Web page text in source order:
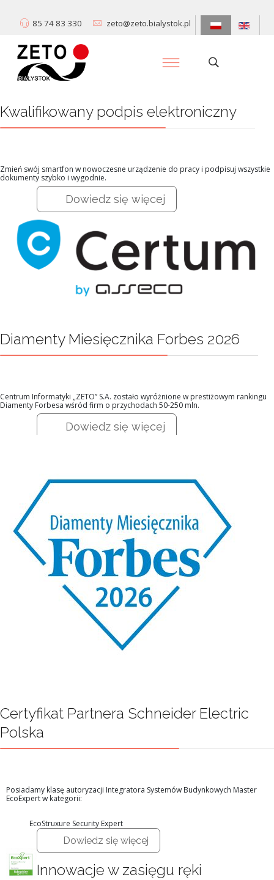
85 74 83 330 zeto@zeto.bialystok.pl
Kwalifikowany podpis elektroniczny
Zmień swój smartfon w nowoczesne urządzenie do pracy i podpisuj wszystkie
dokumenty szybko i wygodnie.
Dowiedz się więcej
Diamenty Miesięcznika Forbes 2026
Centrum Informatyki „ZETO” S.A. zostało wyróżnione w prestiżowym rankingu
Diamenty Forbesa wśród firm o przychodach 50-250 mln.
Dowiedz się więcej
Certyfikat Partnera Schneider Electric
Polska
Posiadamy klasę autoryzacji Integratora Systemów Budynkowych Master
EcoExpert w kategorii:
EcoStruxure Security Expert
Dowiedz się więcej
Innowacje w zasięgu ręki